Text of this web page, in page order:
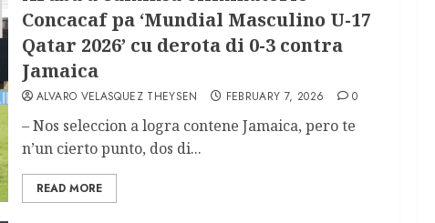
Concacaf pa ‘Mundial Masculino U-17
Qatar 2026’ cu derota di 0-3 contra
Jamaica
ALVARO VELASQUEZ THEYSEN FEBRUARY 7, 2026 0
– Nos seleccion a logra contene Jamaica, pero te
n’un cierto punto, dos di...
READ MORE